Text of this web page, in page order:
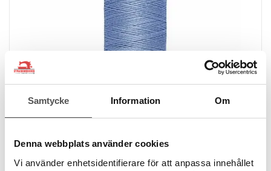
Samtycke Information Om
Denna webbplats använder cookies
Vi använder enhetsidentifierare för att anpassa innehållet